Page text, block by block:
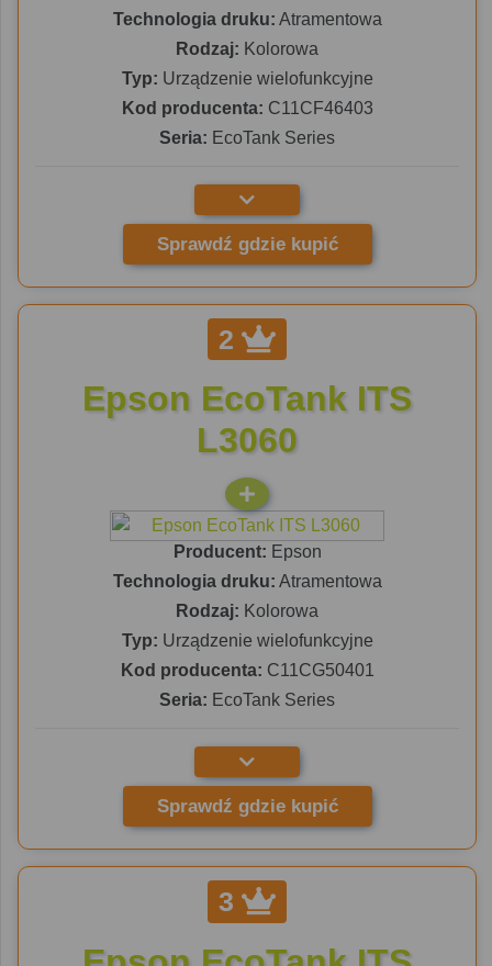
Technologia druku: Atramentowa
Rodzaj: Kolorowa
Typ: Urządzenie wielofunkcyjne
Kod producenta: C11CF46403
Seria: EcoTank Series
Sprawdź gdzie kupić
2
Epson EcoTank ITS
L3060
Producent: Epson
Technologia druku: Atramentowa
Rodzaj: Kolorowa
Typ: Urządzenie wielofunkcyjne
Kod producenta: C11CG50401
Seria: EcoTank Series
Sprawdź gdzie kupić
3